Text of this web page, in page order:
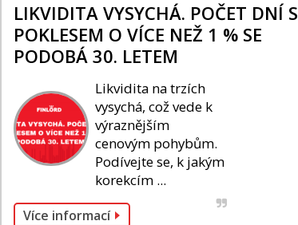
LIKVIDITA VYSYCHÁ. POČET DNÍ S
POKLESEM O VÍCE NEŽ 1 % SE
PODOBÁ 30. LETEM
Likvidita na trzích
vysychá, což vede k
výraznějším
cenovým pohybům.
Podívejte se, k jakým
korekcím ...
Více informací